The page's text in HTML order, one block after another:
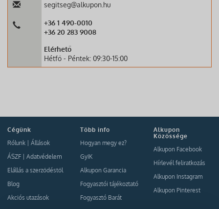
segitseg@alkupon.hu
+36 1 490-0010
+36 20 283 9008
Elérhető
Hétfő - Péntek: 09:30-15:00
Cégünk
Rólunk
Állások
ÁSZF
Adatvédelem
Elállás a szerződéstől
Blog
Akciós utazások
Több info
Hogyan megy ez?
GyIK
Alkupon Garancia
Fogyasztói tájékoztató
Fogyasztó Barát
Alkupon
Közössége
Alkupon Facebook
Hírlevél feliratkozás
Alkupon Instagram
Alkupon Pinterest